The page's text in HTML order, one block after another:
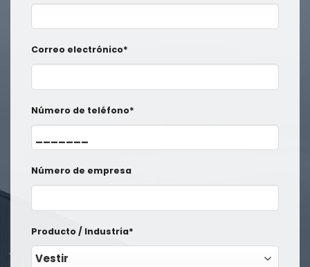
Correo electrónico*
Número de teléfono*
Número de empresa
Producto / Industria*